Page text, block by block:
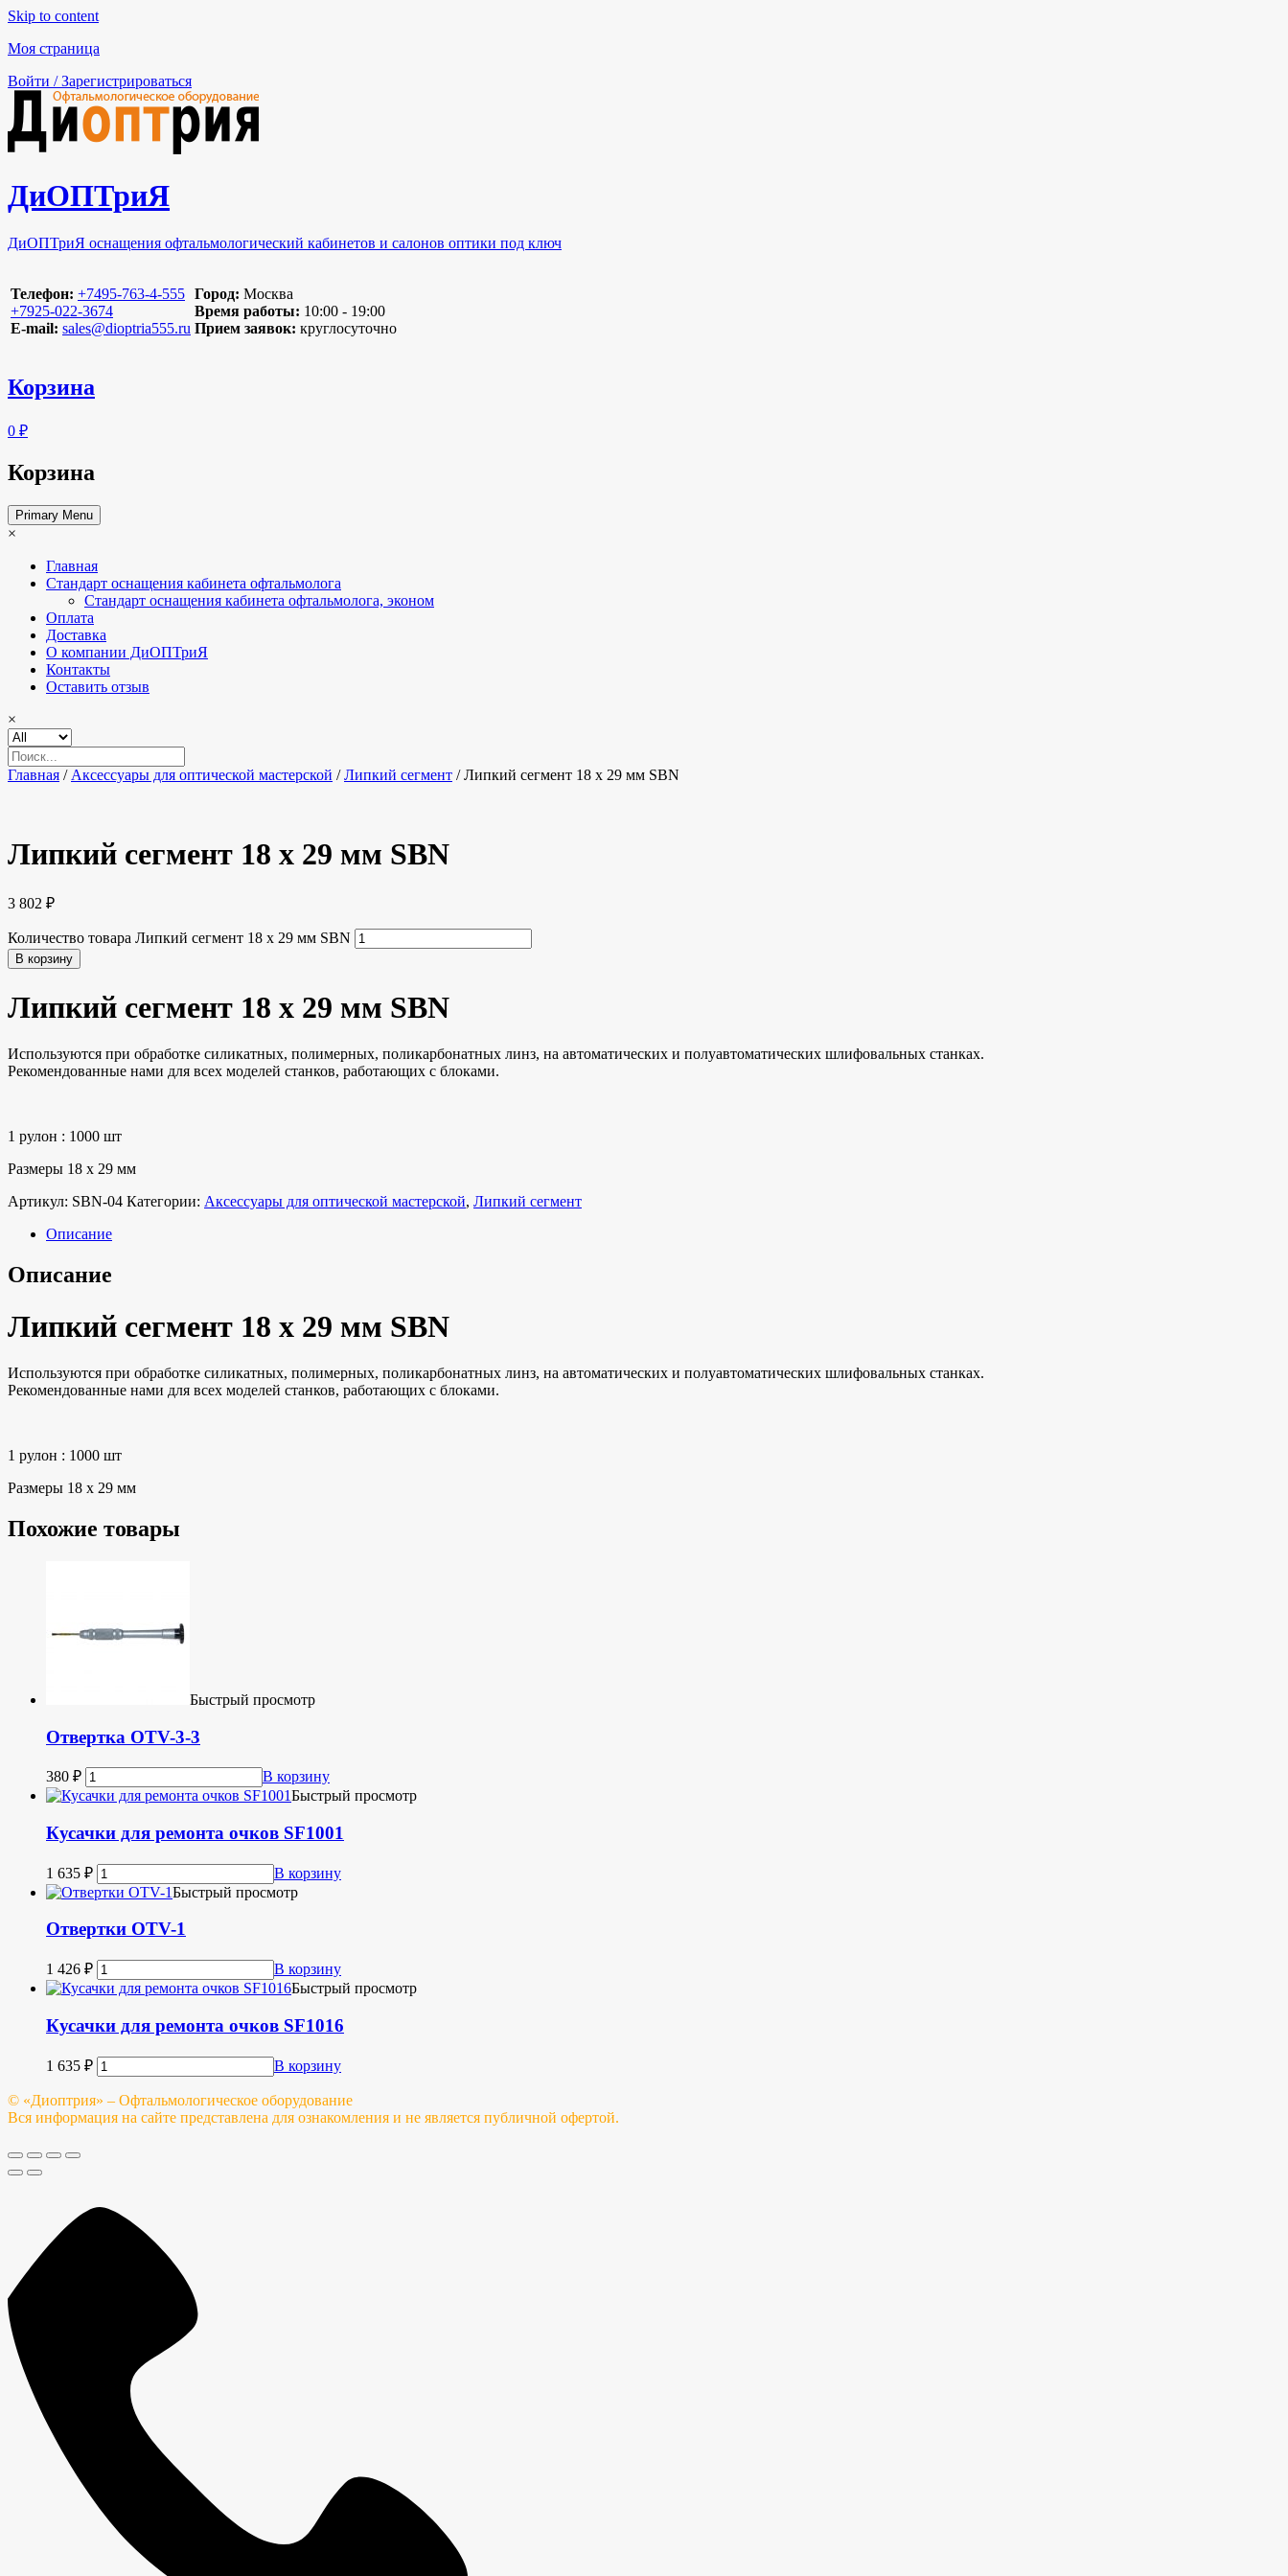
Skip to content
Моя страница
Войти / Зарегистрироваться
ДиОПТриЯ
ДиОПТриЯ оснащения офтальмологический кабинетов и салонов оптики под ключ
Телефон: ‪+7495-763-4-555‬
‪+7925-022-3674‬
E-mail: sales@dioptria555.ru
Город: Москва
Время работы: 10:00 - 19:00
Прием заявок: круглосуточно
Корзина
0 ₽
Корзина
Primary Menu
×
Главная
Стандарт оснащения кабинета офтальмолога
Стандарт оснащения кабинета офтальмолога, эконом
Оплата
Доставка
О компании ДиОПТриЯ
Контакты
Оставить отзыв
×
Главная / Аксессуары для оптической мастерской /Липкий сегмент / Липкий сегмент 18 x 29 мм SBN
Липкий сегмент 18 x 29 мм SBN
3 802 ₽
Количество товара Липкий сегмент 18 x 29 мм SBN
В корзину
Липкий сегмент 18 x 29 мм SBN
Используются при обработке силикатных, полимерных, поликарбонатных линз, на автоматических и полуавтоматических шлифовальных станках.
Рекомендованные нами для всех моделей станков, работающих с блоками.
1 рулон : 1000 шт
Размеры 18 x 29 мм
Артикул: SBN-04 Категории: Аксессуары для оптической мастерской, Липкий сегмент
Описание
Описание
Липкий сегмент 18 x 29 мм SBN
Используются при обработке силикатных, полимерных, поликарбонатных линз, на автоматических и полуавтоматических шлифовальных станках.
Рекомендованные нами для всех моделей станков, работающих с блоками.
1 рулон : 1000 шт
Размеры 18 x 29 мм
Похожие товары
Быстрый просмотр
Отвертка OTV-3-3
380 ₽
В корзину
Быстрый просмотр
Кусачки для ремонта очков SF1001
1 635 ₽
В корзину
Быстрый просмотр
Отвертки OTV-1
1 426 ₽
В корзину
Быстрый просмотр
Кусачки для ремонта очков SF1016
1 635 ₽ В корзину
© «Диоптрия» – Офтальмологическое оборудование
Вся информация на сайте представлена для ознакомления и не является публичной офертой.